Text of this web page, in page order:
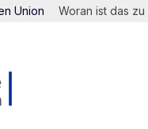
Union Woran ist das